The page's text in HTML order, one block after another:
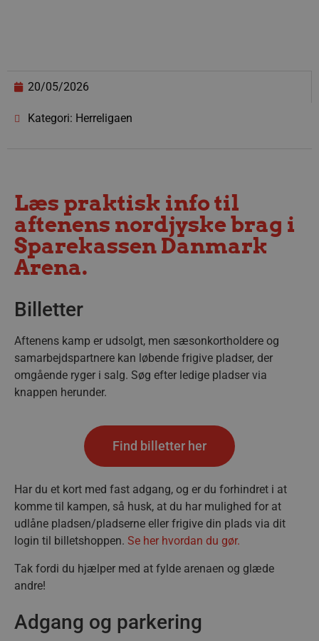
20/05/2026
Kategori: Herreligaen
Læs praktisk info til
aftenens nordjyske brag i
Sparekassen Danmark
Arena.
Billetter
Aftenens kamp er udsolgt, men sæsonkortholdere og
samarbejdspartnere kan løbende frigive pladser, der
omgående ryger i salg. Søg efter ledige pladser via
knappen herunder.
Find billetter her
Har du et kort med fast adgang, og er du forhindret i at
komme til kampen, så husk, at du har mulighed for at
udlåne pladsen/pladserne eller frigive din plads via dit
login til billetshoppen. Se her hvordan du gør.
Tak fordi du hjælper med at fylde arenaen og glæde
andre!
Adgang og parkering